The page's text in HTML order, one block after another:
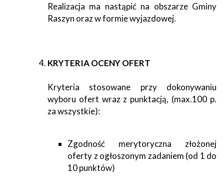
Realizacja ma nastąpić na obszarze Gminy
Raszyn oraz w formie wyjazdowej.
KRYTERIA OCENY OFERT
Kryteria stosowane przy dokonywaniu
wyboru ofert wraz z punktacją, (max.100 p.
za wszystkie):
Zgodność merytoryczna złożonej
oferty z ogłoszonym zadaniem (od 1 do
10 punktów)